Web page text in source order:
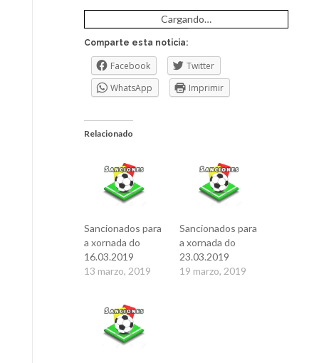
Cargando…
Comparte esta noticia:
Facebook
Twitter
WhatsApp
Imprimir
Relacionado
Sancionados para
a xornada do
16.03.2019
13 marzo, 2019
Sancionados para
a xornada do
23.03.2019
19 marzo, 2019